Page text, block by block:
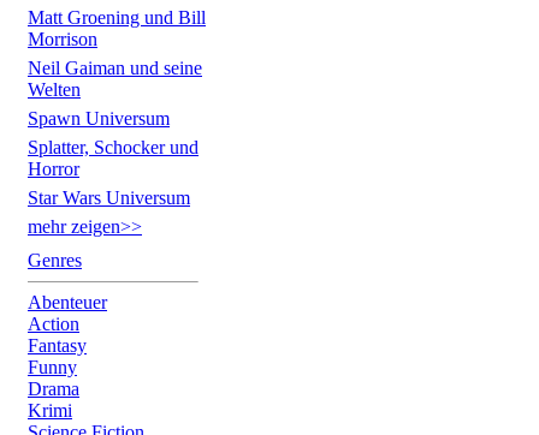
Matt Groening und Bill
Morrison
Neil Gaiman und seine
Welten
Spawn Universum
Splatter, Schocker und
Horror
Star Wars Universum
mehr zeigen>>
Genres
Abenteuer
Action
Fantasy
Funny
Drama
Krimi